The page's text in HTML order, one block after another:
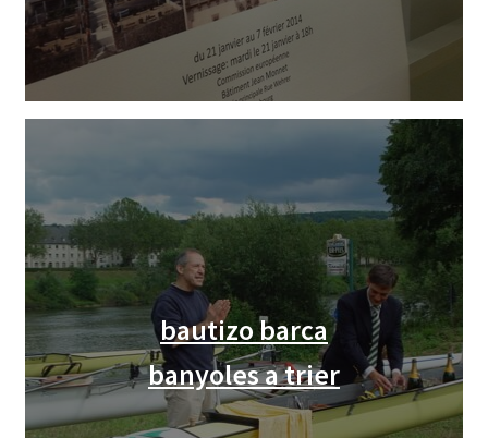
bautizo barca
banyoles a trier